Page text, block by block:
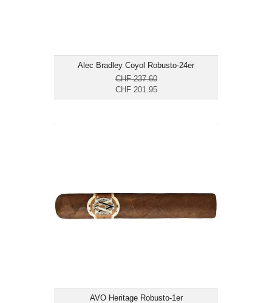
Alec Bradley Coyol Robusto-24er
CHF 237.60
CHF 201.95
AVO Heritage Robusto-1er
Ringmass: 50
mittelkräftig